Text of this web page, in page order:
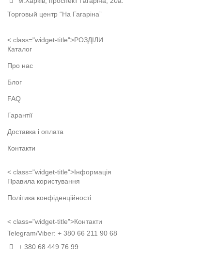
Торговый центр “На Гагаріна”
< class="widget-title">РОЗДІЛИ
Каталог
Про нас
Блог
FAQ
Гарантії
Доставка і оплата
Контакти
< class="widget-title">Інформація
Правила користування
Політика конфіденційності
< class="widget-title">Контакти
Telegram/Viber: + 380 66 211 90 68
+ 380 68 449 76 99